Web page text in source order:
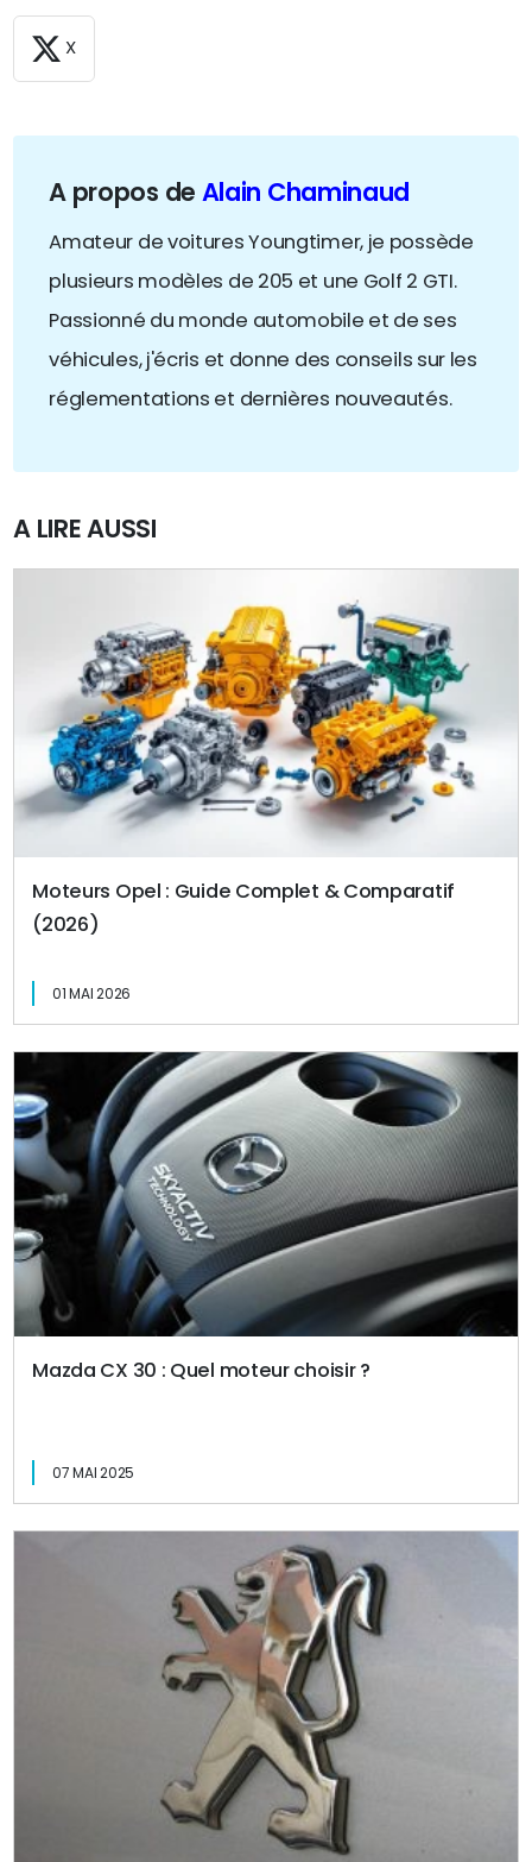
X
A propos de Alain Chaminaud
Amateur de voitures Youngtimer, je possède
plusieurs modèles de 205 et une Golf 2 GTI.
Passionné du monde automobile et de ses
véhicules, j'écris et donne des conseils sur les
réglementations et dernières nouveautés.
A LIRE AUSSI
Moteurs Opel : Guide Complet & Comparatif
(2026)
01 MAI 2026
Mazda CX 30 : Quel moteur choisir ?
07 MAI 2025